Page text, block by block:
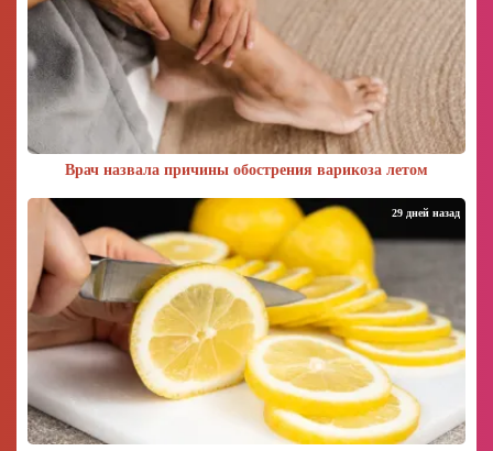
Врач назвала причины обострения варикоза летом
29 дней назад